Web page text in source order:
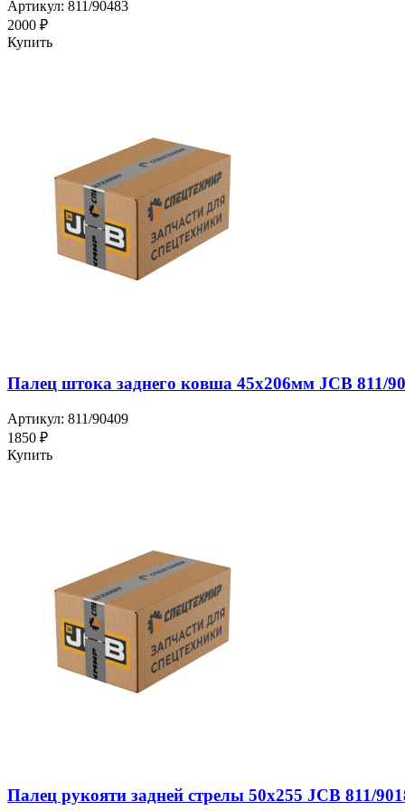
Артикул: 811/90483
2000 ₽
Купить
Палец штока заднего ковша 45х206мм JCB 811/
Артикул: 811/90409
1850 ₽
Купить
Палец рукояти задней стрелы 50x255 JCB 811/